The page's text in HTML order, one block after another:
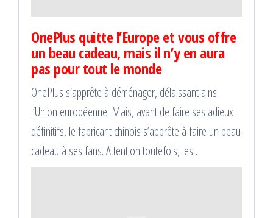
OnePlus quitte l’Europe et vous offre
un beau cadeau, mais il n’y en aura
pas pour tout le monde
OnePlus s’apprête à déménager, délaissant ainsi
l’Union européenne. Mais, avant de faire ses adieux
définitifs, le fabricant chinois s’apprête à faire un beau
cadeau à ses fans. Attention toutefois, les…